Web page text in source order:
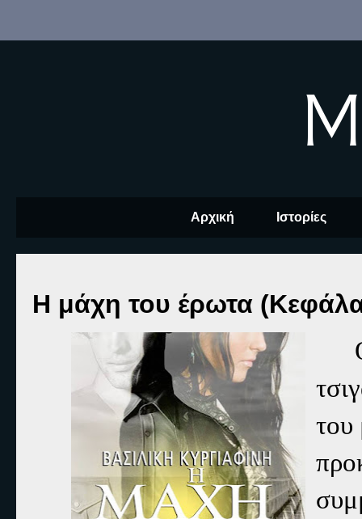
Αρχική Ιστορίες
Η μάχη του έρωτα
του